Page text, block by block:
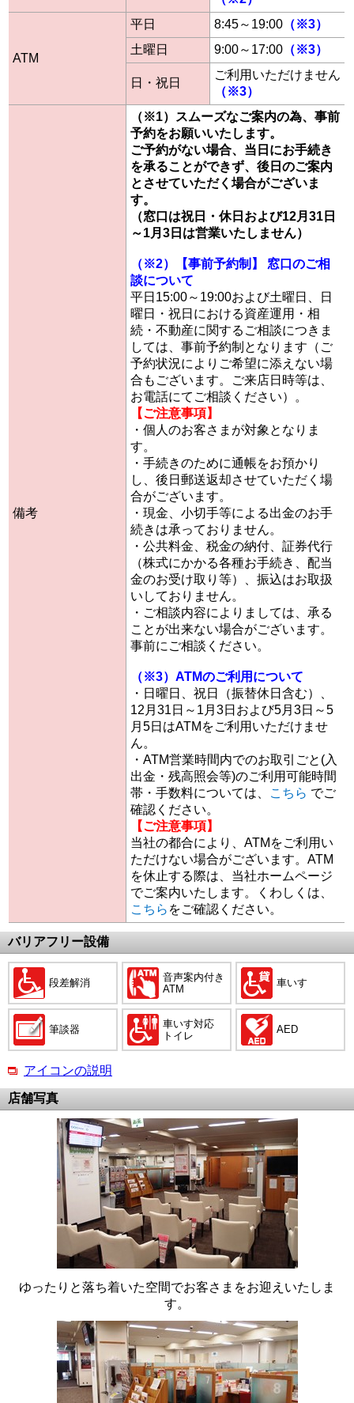
ATM
平日 8:45～19:00 （※3）
土曜日
9:00～17:00 （※3）
日・祝日
ご利用いただけません
（※3）
備考
（※1）スムーズなご案内の為、事前
予約をお願いいたします。
ご予約がない場合、当日にお手続き
を承ることができず、後日のご案内
とさせていただく場合がございま
す。
（窓口は祝日・休日および12月31日
～1月3日は営業いたしません）
（※2）【事前予約制】 窓口のご相
談について
平日15:00～19:00および土曜日、日
曜日・祝日における資産運用・相
続・不動産に関するご相談につきま
しては、事前予約制となります（ご
予約状況によりご希望に添えない場
合もございます。ご来店日時等は、
お電話にてご相談ください）。
【ご注意事項】
・個人のお客さまが対象となりま
す。
・手続きのために通帳をお預かり
し、後日郵送返却させていただく場
合がございます。
・現金、小切手等による出金のお手
続きは承っておりません。
・公共料金、税金の納付、証券代行
（株式にかかる各種お手続き、配当
金のお受け取り等）、振込はお取扱
いしておりません。
・ご相談内容によりましては、承る
ことが出来ない場合がございます。
事前にご相談ください。
（※3）ATMのご利用について
・日曜日、祝日（振替休日含む）、
12月31日～1月3日および5月3日～5
月5日はATMをご利用いただけませ
ん。
・ATM営業時間内でのお取引ごと(入
出金・残高照会等)のご利用可能時間
帯・手数料については、
こちら でご
確認ください。
【ご注意事項】
当社の都合により、ATMをご利用い
ただけない場合がございます。ATM
を休止する際は、当社ホームページ
でご案内いたします。くわしくは、
こちら をご確認ください。
バリアフリー設備
段差解消
音声案内付き
ATM
車いす
筆談器
車いす対応
トイレ
AED
アイコンの説明
店舗写真
ゆったりと落ち着いた空間でお客さまをお迎えいたしま
す。